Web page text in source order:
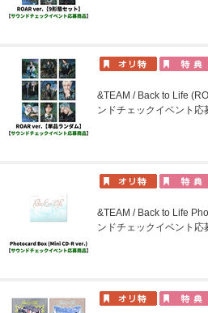
&TEAM / Back to Life
ンドチェックイベント応
&TEAM / Back to Life
ンドチェックイベント応